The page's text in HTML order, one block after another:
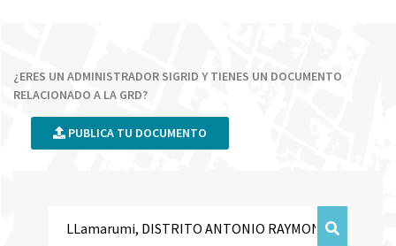
¿ERES UN ADMINISTRADOR SIGRID Y TIENES UN DOCUMENTO
RELACIONADO A LA GRD?
PUBLICA TU DOCUMENTO